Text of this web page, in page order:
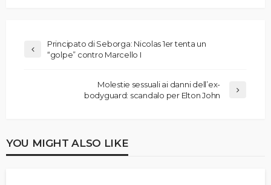
Principato di Seborga: Nicolas 1er tenta un
“golpe” contro Marcello I
Molestie sessuali ai danni dell’ex-
bodyguard: scandalo per Elton John
YOU MIGHT ALSO LIKE